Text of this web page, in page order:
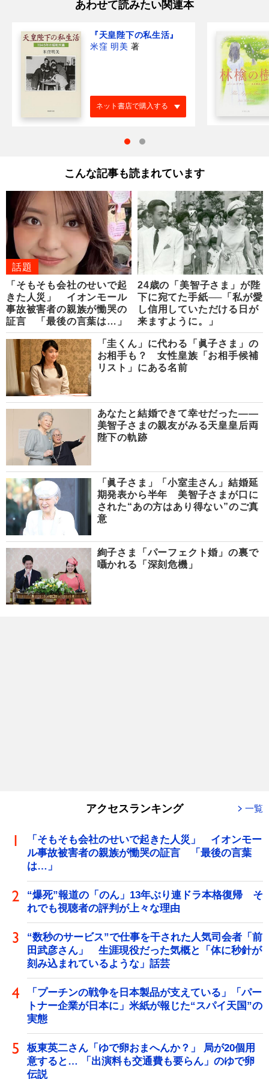
あわせて読みたい関連本
『天皇陛下の私生活』
米窪 明美 著
ネット書店で購入する
こんな記事も読まれています
話題
「そもそも会社のせいで起
きた人災」 イオンモール
事故被害者の親族が慟哭の
証言 「最後の言葉は…」
24歳の「美智子さま」が陛
下に宛てた手紙──「私が愛
し信用していただける日が
来ますように。」
「圭くん」に代わる「眞子さま」の
お相手も？ 女性皇族「お相手候補
リスト」にある名前
あなたと結婚できて幸せだった――
美智子さまの親友がみる天皇皇后両
陛下の軌跡
「眞子さま」「小室圭さん」結婚延
期発表から半年 美智子さまが口に
された“あの方はあり得ない”のご真
意
絢子さま「パーフェクト婚」の裏で
囁かれる「深刻危機」
アクセスランキング 一覧
「そもそも会社のせいで起きた人災」 イオンモー
ル事故被害者の親族が慟哭の証言 「最後の言葉
は…」
“爆死”報道の「のん」13年ぶり連ドラ本格復帰 そ
れでも視聴者の評判が上々な理由
“数秒のサービス”で仕事を干された人気司会者「前
田武彦さん」 生涯現役だった気概と「体に秒針が
刻み込まれているような」話芸
「プーチンの戦争を日本製品が支えている」「パー
トナー企業が日本に」米紙が報じた“スパイ天国”の
実態
板東英二さん「ゆで卵おまへんか？」 局が20個用
意すると… 「出演料も交通費も要らん」のゆで卵
伝説